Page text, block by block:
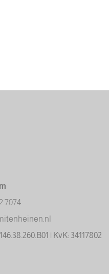
7074
| KvK: 34117802